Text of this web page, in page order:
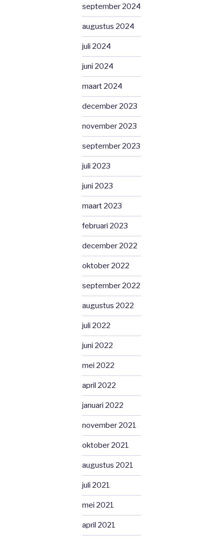
september 2024
augustus 2024
juli 2024
juni 2024
maart 2024
december 2023
november 2023
september 2023
juli 2023
juni 2023
maart 2023
februari 2023
december 2022
oktober 2022
september 2022
augustus 2022
juli 2022
juni 2022
mei 2022
april 2022
januari 2022
november 2021
oktober 2021
augustus 2021
juli 2021
mei 2021
april 2021